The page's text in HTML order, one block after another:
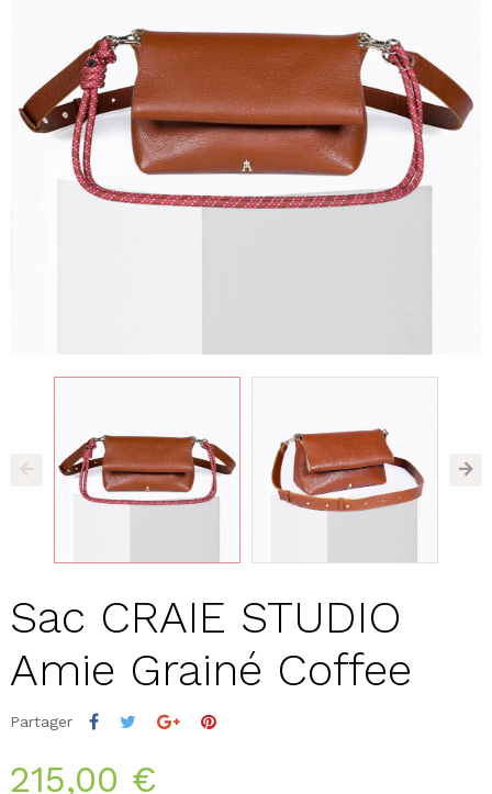
Sac CRAIE STUDIO
Amie Grainé Coffee
Partager
215,00 €